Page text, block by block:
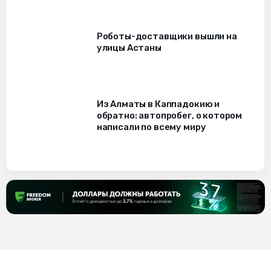
Роботы-доставщики вышли на
улицы Астаны
Из Алматы в Каппадокию и
обратно: автопробег, о котором
написали по всему миру